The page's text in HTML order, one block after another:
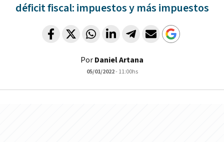
déficit fiscal: impuestos y más impuestos
PorDaniel Artana
05/01/2022- 11:00hs